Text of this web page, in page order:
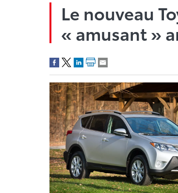
Le nouveau
« amusant »